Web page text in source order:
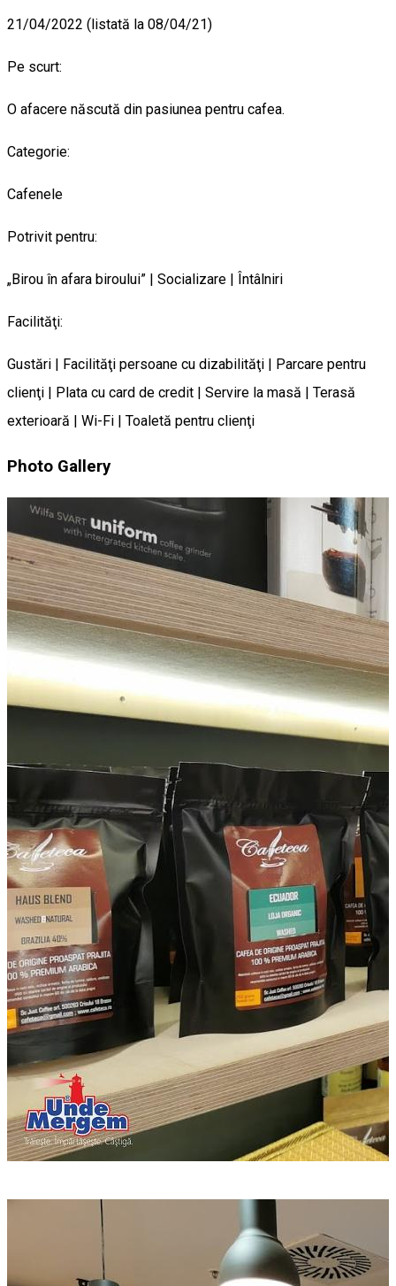
21/04/2022 (listată la 08/04/21)
Pe scurt:
O afacere născută din pasiunea pentru cafea.
Categorie:
Cafenele
Potrivit pentru:
„Birou în afara biroului” | Socializare | Întâlniri
Facilităţi:
Gustări | Facilităţi persoane cu dizabilităţi | Parcare pentru
clienţi | Plata cu card de credit | Servire la masă | Terasă
exterioară | Wi-Fi | Toaletă pentru clienţi
Photo Gallery